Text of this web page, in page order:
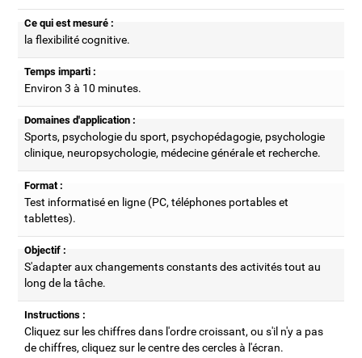
Ce qui est mesuré :
la flexibilité cognitive.
Temps imparti :
Environ 3 à 10 minutes.
Domaines d'application :
Sports, psychologie du sport, psychopédagogie, psychologie
clinique, neuropsychologie, médecine générale et recherche.
Format :
Test informatisé en ligne (PC, téléphones portables et
tablettes).
Objectif :
S'adapter aux changements constants des activités tout au
long de la tâche.
Instructions :
Cliquez sur les chiffres dans l'ordre croissant, ou s'il n'y a pas
de chiffres, cliquez sur le centre des cercles à l'écran.